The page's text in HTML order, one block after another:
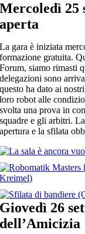
Mercoledì 25
aperta
La gara è iniziata
formazione gratuita.
Forum, siamo rimasti
delegazioni sono
questo ha dato ai
loro robot alle
svolta una prova in
squadre e gli arbitri.
apertura e la sfilata
Giovedì 26
dell’Amicizia